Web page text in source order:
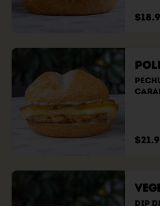
Dip